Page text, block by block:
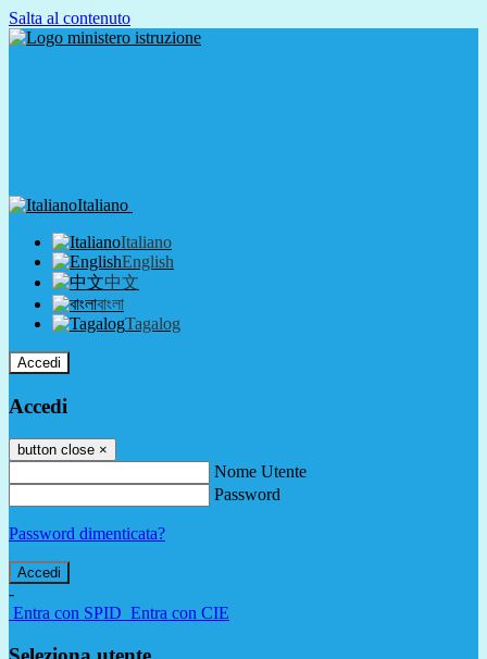
Salta al contenuto
Italiano
Italiano
English
中文
বাংলা
Tagalog
Accedi
Accedi
button close ×
Nome Utente
Password
Password dimenticata?
-
Entra con SPID Entra con CIE